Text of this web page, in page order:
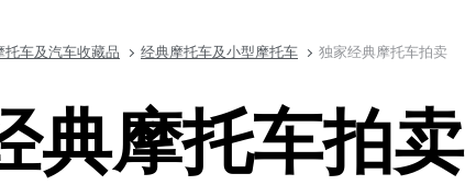
托车及汽车收藏品 经典摩托车及小型摩托车 独家经典摩托车拍卖
典摩托车拍卖